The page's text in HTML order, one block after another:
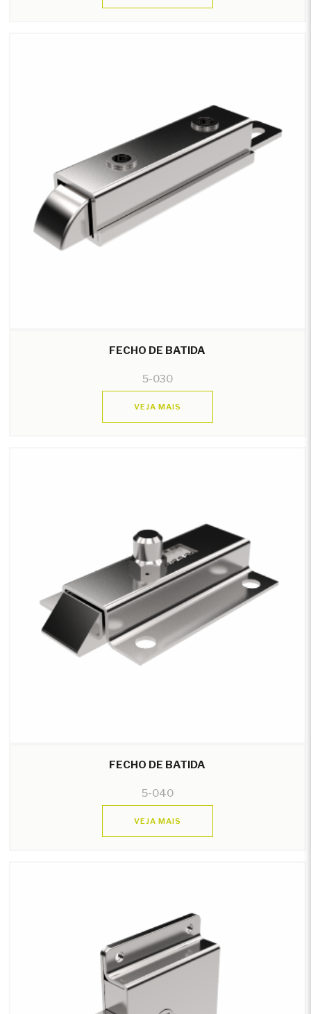
FECHO DE BATIDA
5-030
VEJA MAIS
FECHO DE BATIDA
5-040
VEJA MAIS